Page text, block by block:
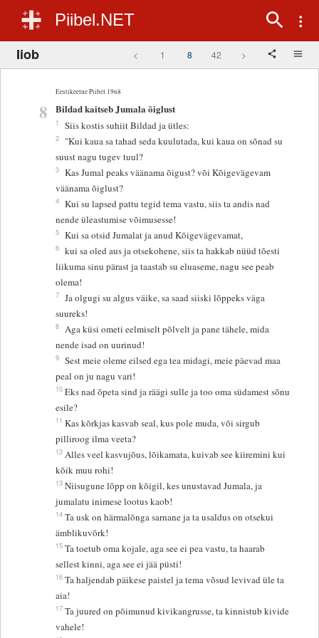
Piibel.NET
Iiob < 1 8 42 >
Eestikeelne Piibel 1968
8 Bildad kaitseb Jumala õiglust
1 Siis kostis suhiit Bildad ja ütles:
2
"Kui kaua sa tahad seda kuulutada, kui kaua on sõnad su
suust nagu tugev tuul?
3 Kas Jumal peaks väänama õigust? või Kõigevägevam
väänama õiglust?
4 Kui su lapsed pattu tegid tema vastu, siis ta andis nad
nende üleastumise võimusesse!
5 Kui sa otsid Jumalat ja anud Kõigevägevamat,
6 kui sa oled aus ja otsekohene, siis ta hakkab nüüd tõesti
liikuma sinu pärast ja taastab su eluaseme, nagu see peab
olema!
7 Ja olgugi su algus väike, sa saad siiski lõppeks väga
suureks!
8 Aga küsi ometi eelmiselt põlvelt ja pane tähele, mida
nende isad on uurinud!
9 Sest meie oleme eilsed ega tea midagi, meie päevad maa
peal on ju nagu vari!
10 Eks nad õpeta sind ja räägi sulle ja too oma südamest sõnu
esile?
11 Kas kõrkjas kasvab seal, kus pole muda, või sirgub
pilliroog ilma veeta?
12 Alles veel kasvujõus, lõikamata, kuivab see kiiremini kui
kõik muu rohi!
13 Niisugune lõpp on kõigil, kes unustavad Jumala, ja
jumalatu inimese lootus kaob!
14 Ta usk on härmalõnga sarnane ja ta usaldus on otsekui
ämblikuvõrk!
15 Ta toetub oma kojale, aga see ei pea vastu, ta haarab
sellest kinni, aga see ei jää püsti!
16 Ta haljendab päikese paistel ja tema võsud levivad üle ta
aia!
17 Ta juured on põimunud kivikangrusse, ta kinnistub kivide
vahele!